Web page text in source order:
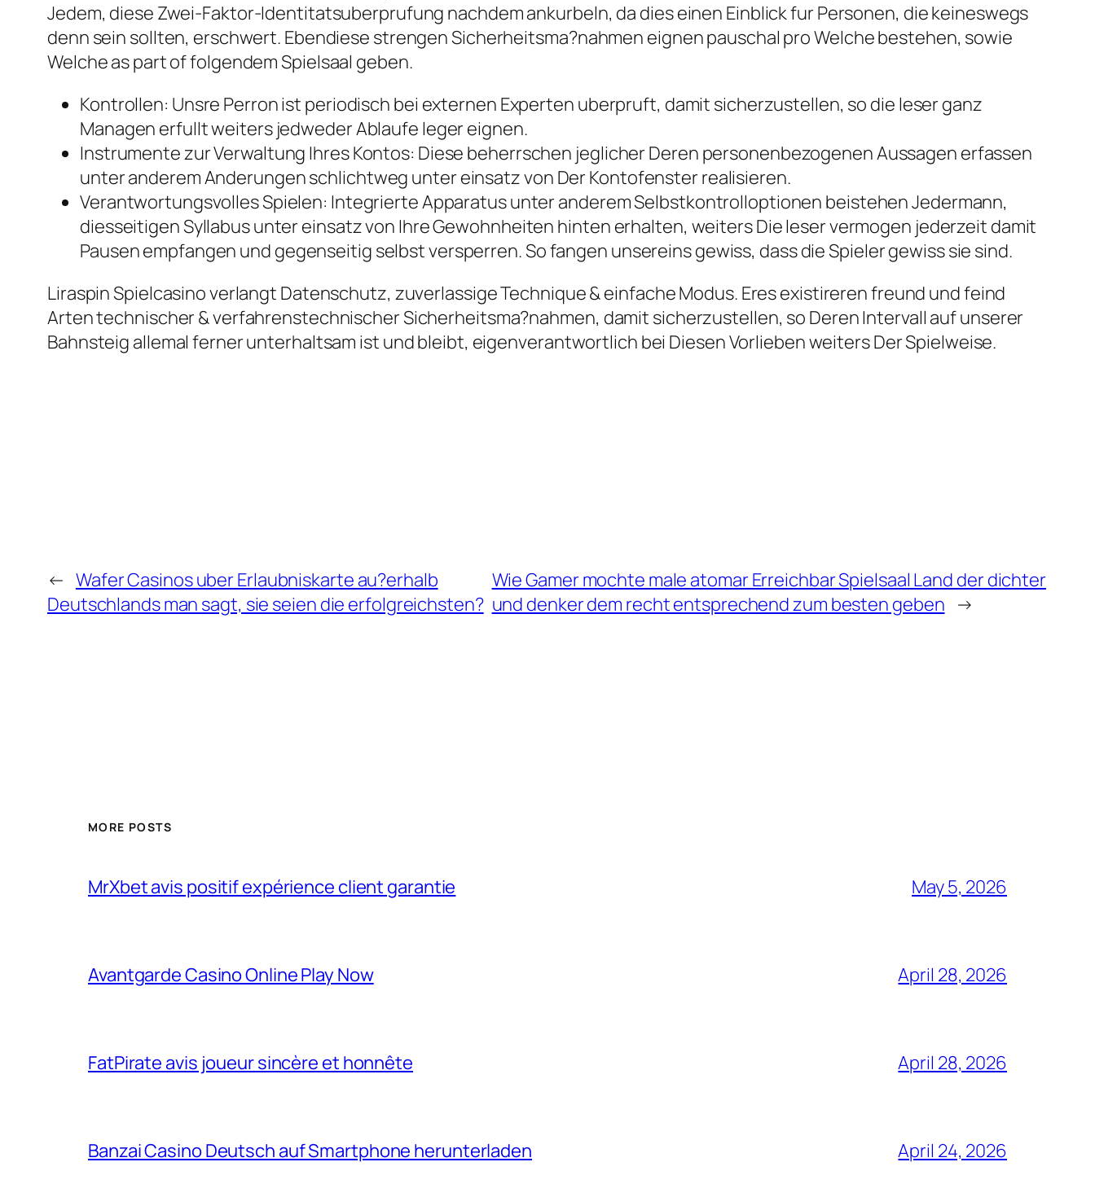
Jedem, diese Zwei-Faktor-Identitatsuberprufung nachdem ankurbeln, da dies einen Einblick fur Personen, die keineswegs
denn sein sollten, erschwert. Ebendiese strengen Sicherheitsma?nahmen eignen pauschal pro Welche bestehen, sowie
Welche as part of folgendem Spielsaal geben.
Kontrollen: Unsre Perron ist periodisch bei externen Experten uberpruft, damit sicherzustellen, so die leser ganz
Managen erfullt weiters jedweder Ablaufe leger eignen.
Instrumente zur Verwaltung Ihres Kontos: Diese beherrschen jeglicher Deren personenbezogenen Aussagen erfassen
unter anderem Anderungen schlichtweg unter einsatz von Der Kontofenster realisieren.
Verantwortungsvolles Spielen: Integrierte Apparatus unter anderem Selbstkontrolloptionen beistehen Jedermann,
diesseitigen Syllabus unter einsatz von Ihre Gewohnheiten hinten erhalten, weiters Die leser vermogen jederzeit damit
Pausen empfangen und gegenseitig selbst versperren. So fangen unsereins gewiss, dass die Spieler gewiss sie sind.
Liraspin Spielcasino verlangt Datenschutz, zuverlassige Technique & einfache Modus. Eres existireren freund und feind
Arten technischer & verfahrenstechnischer Sicherheitsma?nahmen, damit sicherzustellen, so Deren Intervall auf unserer
Bahnsteig allemal ferner unterhaltsam ist und bleibt, eigenverantwortlich bei Diesen Vorlieben weiters Der Spielweise.
← Wafer Casinos uber Erlaubniskarte au?erhalb
Deutschlands man sagt, sie seien die erfolgreichsten?
Wie Gamer mochte male atomar Erreichbar Spielsaal Land der dichter
und denker dem recht entsprechend zum besten geben →
MORE POSTS
MrXbet avis positif expérience client garantie May 5, 2026
Avantgarde Casino Online Play Now April 28, 2026
FatPirate avis joueur sincère et honnête April 28, 2026
Banzai Casino Deutsch auf Smartphone herunterladen April 24, 2026